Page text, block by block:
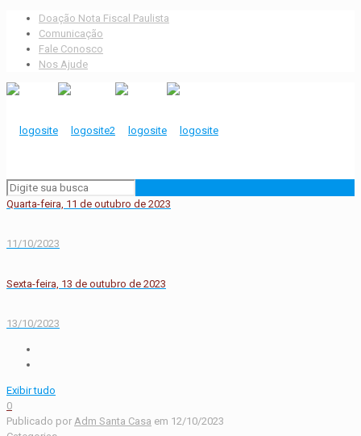
Doação Nota Fiscal Paulista
Comunicação
Fale Conosco
Nos Ajude
Quarta-feira, 11 de outubro de 2023
11/10/2023
Sexta-feira, 13 de outubro de 2023
13/10/2023
Exibir tudo
0
Publicado por Adm Santa Casa em 12/10/2023